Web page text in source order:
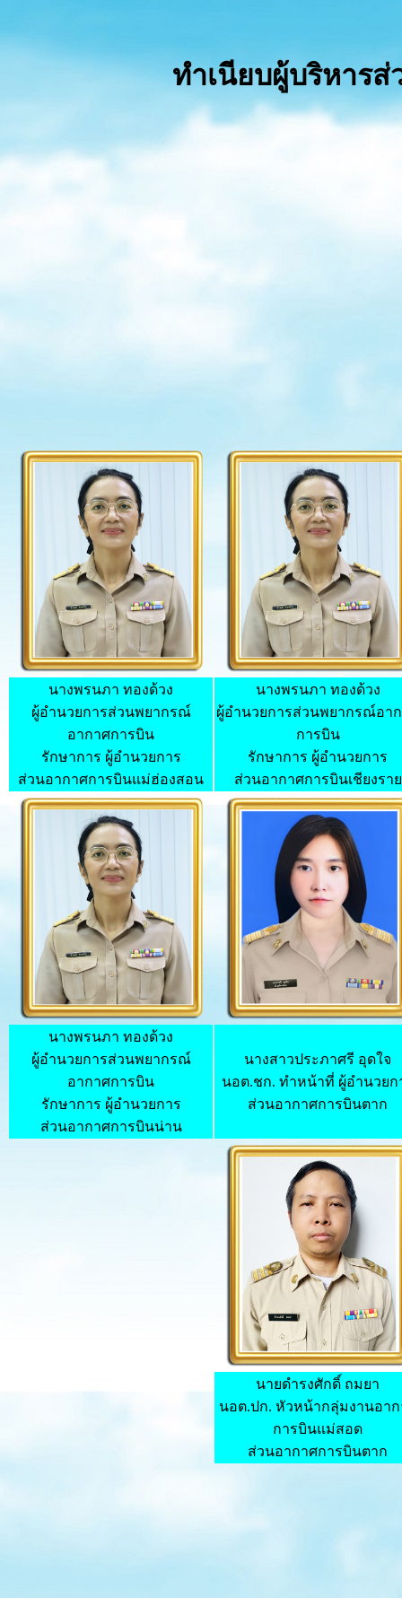
ทำเนียบผู้บริหาร
นางพรนภา ทองด้วง
ผู้อำนวยการส่วนพยากรณ์
อากาศการบิน
รักษาการ ผู้อำนวยการ
ส่วนอากาศการบินแม่ฮ่องสอน
นางพรนภา ทองด้วง
ผู้อำนวยการส่วนพยากรณ์อา
การบิน
รักษาการ ผู้อำนวยการ
ส่วนอากาศการบินเชียงราย
นางพรนภา ทองด้วง
ผู้อำนวยการส่วนพยากรณ์
อากาศการบิน
รักษาการ ผู้อำนวยการ
ส่วนอากาศการบินน่าน
นางสาวประภาศรี อุดใจ
นอต.ชก. ทำหน้าที่ ผู้อำนวยก
ส่วนอากาศการบินตาก
นายดำรงศักดิ์ ถมยา
นอต.ปก. หัวหน้ากลุ่มงานอาก
การบินแม่สอด
ส่วนอากาศการบินตาก